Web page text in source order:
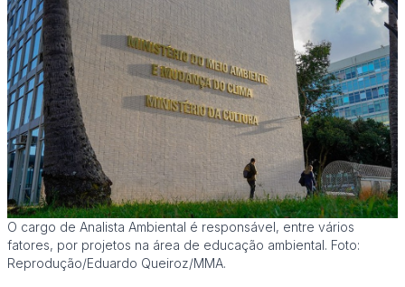
O cargo de Analista Ambiental é responsável, entre vários
fatores, por projetos na área de educação ambiental. Foto:
Reprodução/Eduardo Queiroz/MMA.